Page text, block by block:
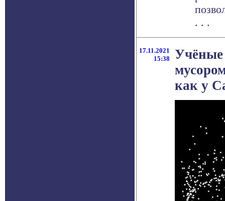
. . .
17.11.2021
15:38
Учёные
как у